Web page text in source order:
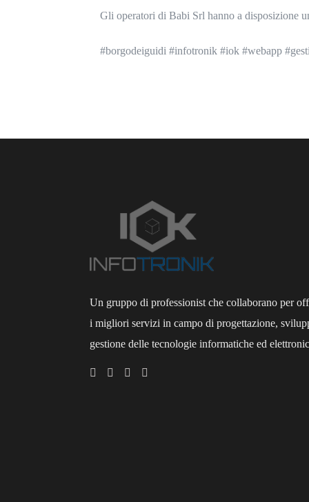
Gli operatori di Babi Srl hanno a disposizione
#borgodeiguidi #infotronik #iok #webapp
Un gruppo di professionist che collaborano per
i migliori servizi in campo di progettazione,
gestione delle tecnologie informatiche ed